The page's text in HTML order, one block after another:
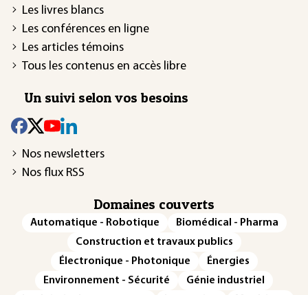
Les livres blancs
Les conférences en ligne
Les articles témoins
Tous les contenus en accès libre
Un suivi selon vos besoins
Nos newsletters
Nos flux RSS
Domaines couverts
Automatique - Robotique
Biomédical - Pharma
Construction et travaux publics
Électronique - Photonique
Énergies
Environnement - Sécurité
Génie industriel